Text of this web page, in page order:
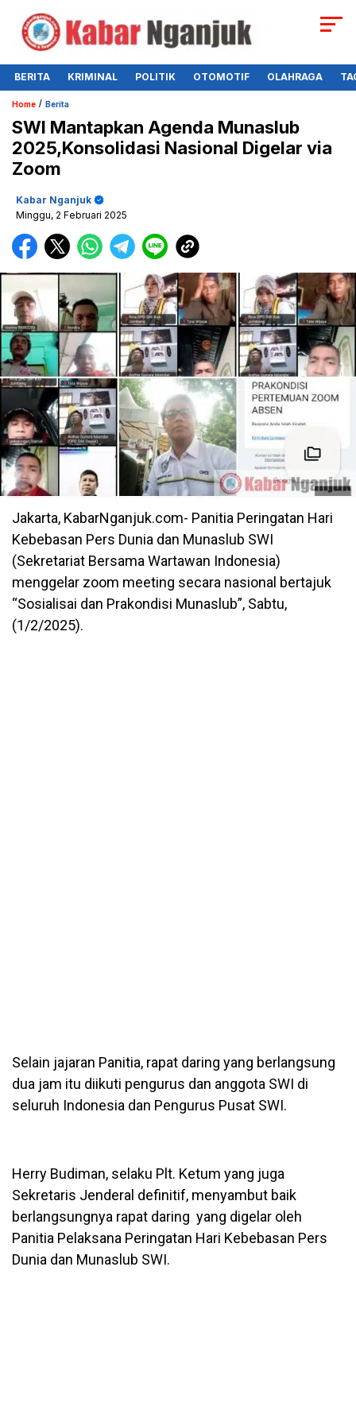
BERITA KRIMINAL POLITIK OTOMOTIF OLAHRAGA
Home / Berita
SWI Mantapkan Agenda Munaslub
2025,Konsolidasi Nasional Digelar via
Zoom
Kabar Nganjuk
Minggu, 2 Februari 2025
Jakarta, KabarNganjuk.com- Panitia Peringatan Hari
Kebebasan Pers Dunia dan Munaslub SWI
(Sekretariat Bersama Wartawan Indonesia)
menggelar zoom meeting secara nasional bertajuk
“Sosialisai dan Prakondisi Munaslub”, Sabtu,
(1/2/2025).
Selain jajaran Panitia, rapat daring yang berlangsung
dua jam itu diikuti pengurus dan anggota SWI di
seluruh Indonesia dan Pengurus Pusat SWI.
Herry Budiman, selaku Plt. Ketum yang juga
Sekretaris Jenderal definitif, menyambut baik
berlangsungnya rapat daring yang digelar oleh
Panitia Pelaksana Peringatan Hari Kebebasan Pers
Dunia dan Munaslub SWI.